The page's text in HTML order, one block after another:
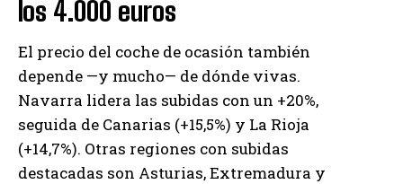
los 4.000 euros
El precio del coche de ocasión también
depende —y mucho— de dónde vivas.
Navarra lidera las subidas con un +20%,
seguida de Canarias (+15,5%) y La Rioja
(+14,7%). Otras regiones con subidas
destacadas son Asturias, Extremadura y